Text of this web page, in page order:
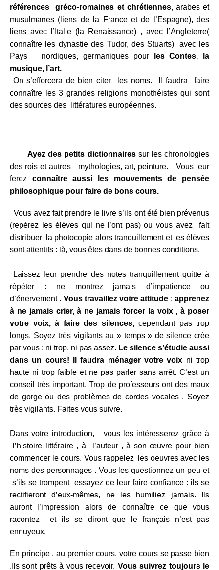
références gréco-romaines et chrétiennes, arabes et
musulmanes (liens de la France et de l’Espagne), des
liens avec l’Italie (la Renaissance) , avec l’Angleterre(
connaître les dynastie des Tudor, des Stuarts), avec les
Pays nordiques, germaniques pour
les Contes, la
musique, l’art.
On s’efforcera de bien citer les noms. Il faudra faire
connaître les 3 grandes religions monothéistes qui sont
des sources des littératures européennes.
Ayez des petits dictionnairessur les chronologies
des rois et autres mythologies, art, peinture. Vous leur
ferez connaître aussi les mouvements de pensée
philosophique pour faire de bons cours.
Vous avez fait prendre le livre s’ils ont été bien prévenus
(repérez les élèves qui ne l’ont pas) ou vous avez fait
distribuer la photocopie alors tranquillement et les élèves
sont attentifs : là, vous êtes dans de bonnes conditions.
Laissez leur prendre des notes tranquillement quitte à
répéter : ne montrez jamais d’impatience ou
d’énervement . Vous travaillez votre attitude :apprenez
à ne jamais crier, à ne jamais forcer la voix , à poser
votre voix, à faire des silences, cependant pas trop
longs. Soyez très vigilants au » temps » de silence crée
par vous : ni trop, ni pas assez. Le silence s’étudie aussi
dans un cours! Il faudra ménager votre voix ni trop
haute ni trop faible et ne pas parler sans arrêt. C’est un
conseil très important. Trop de professeurs ont des maux
de gorge ou des problèmes de cordes vocales . Soyez
très vigilants. Faites vous suivre.
Dans votre introduction, vous les intéresserez grâce à
l’histoire littéraire , à l’auteur , à son œuvre pour bien
commencer le cours. Vous rappelez les oeuvres avec les
noms des personnages . Vous les questionnez un peu et
s’ils se trompent essayez de leur faire confiance : ils se
rectifieront d’eux-mêmes, ne les humiliez jamais. Ils
auront l’impression alors de connaître ce que vous
racontez et ils se diront que le français n’est pas
ennuyeux.
En principe , au premier cours, votre cours se passe bien
.Ils sont prêts à vous recevoir. Vous suivrez toujours le